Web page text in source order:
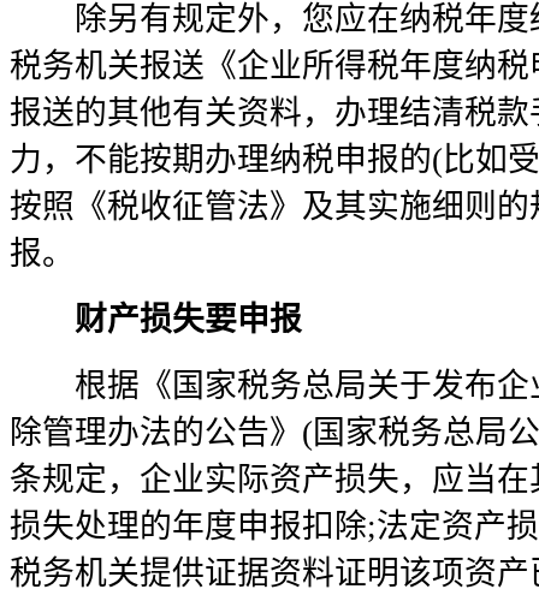
除另有规定外，您应在纳税年度
税务机关报送《企业所得税年度纳
报送的其他有关资料，办理结清税
力，不能按期办理纳税申报的(比如
按照《税收征管法》及其实施细则
报。
财产损失要申报
根据《国家税务总局关于发布企
除管理办法的公告》(国家税务总局
条规定，企业实际资产损失，应当
损失处理的年度申报扣除;法定资产
税务机关提供证据资料证明该项资